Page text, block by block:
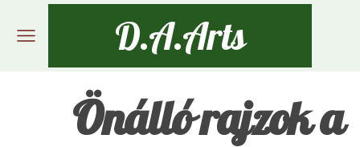
D.A.Arts
Önálló rajzok a